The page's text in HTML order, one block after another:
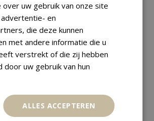
over uw gebruik van onze site
en
die deze kunnen
met andere informatie die u
verstrekt of die zij hebben
door uw gebruik van hun
ALLES ACCEPTEREN